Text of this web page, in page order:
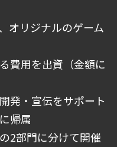
オリジナルのゲーム
費用を出資（金額に
発・宣伝をサポート
帰属
2部門に分けて開催